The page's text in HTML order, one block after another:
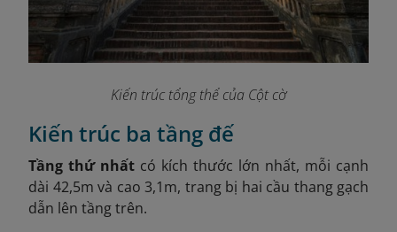
Kiến trúc tổng thể của Cột cờ
Kiến trúc ba tầng đế
Tầng thứ nhất có kích thước lớn nhất, mỗi cạnh
dài 42,5m và cao 3,1m, trang bị hai cầu thang gạch
dẫn lên tầng trên.